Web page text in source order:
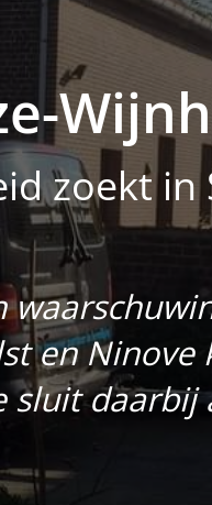
zoekt in
en
sluit daarbij